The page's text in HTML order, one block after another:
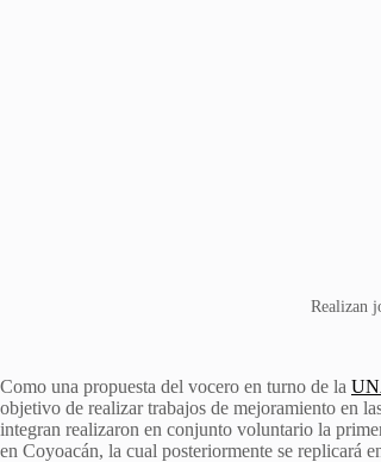
Realizan
Como una propuesta del vocero en turno de la
objetivo de realizar trabajos de mejoramiento en
integran realizaron en conjunto voluntario la
en Coyoacán, la cual posteriormente se replicará